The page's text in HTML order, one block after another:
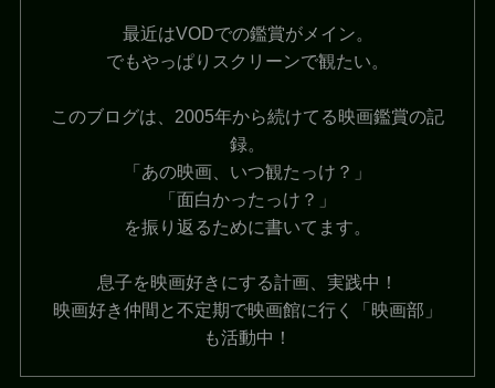
最近はVODでの鑑賞がメイン。
でもやっぱりスクリーンで観たい。
このブログは、2005年から続けてる映画鑑賞の記
録。
「あの映画、いつ観たっけ？」
「面白かったっけ？」
を振り返るために書いてます。
息子を映画好きにする計画、実践中！
映画好き仲間と不定期で映画館に行く「映画部」
も活動中！